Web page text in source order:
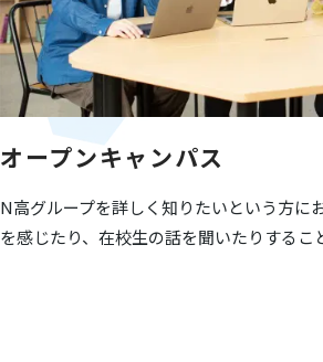
オープンキャンパス
N高グループを詳しく知りたいという方に
を感じたり、在校生の話を聞いたりするこ